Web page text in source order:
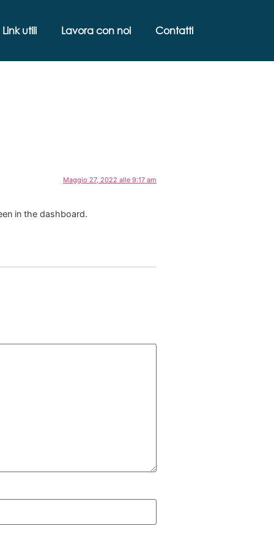
Link utili Lavora con noi Contatti
Maggio 27, 2022 alle 9:17 am
in the dashboard.